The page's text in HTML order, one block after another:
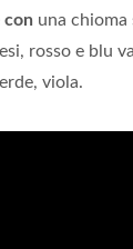
con una chioma
rosso e blu
viola.